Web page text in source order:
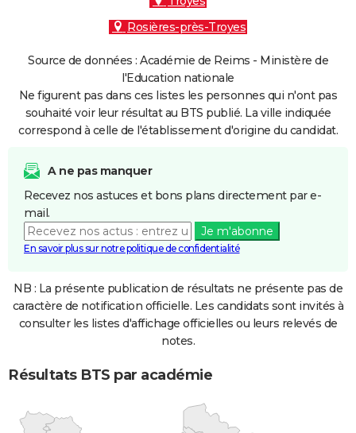
Rosières-près-Troyes
Source de données : Académie de Reims - Ministère de
l'Education nationale
Ne figurent pas dans ces listes les personnes qui n'ont pas
souhaité voir leur résultat au BTS publié. La ville indiquée
correspond à celle de l'établissement d'origine du candidat.
A ne pas manquer
Recevez nos astuces et bons plans directement par e-
mail.
Je m'abonne
En savoir plus sur notre politique de confidentialité
NB : La présente publication de résultats ne présente pas de
caractère de notification officielle. Les candidats sont invités à
consulter les listes d'affichage officielles ou leurs relevés de
notes.
Résultats BTS par académie